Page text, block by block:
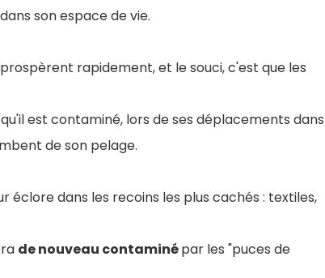
son espace de vie.
rapidement, et le souci, c'est que les
est contaminé, lors de ses déplacements dans
de son pelage.
dans les recoins les plus cachés : textiles,
de nouveau contaminépar les "puces de